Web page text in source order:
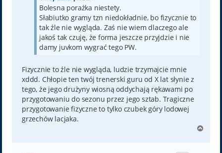
Bolesna porażka niestety.
Słabiutko gramy tzn niedokładnie, bo fizycznie to
tak źle nie wygląda. Zaś nie wiem dlaczego ale
jakoś tak czuję, że forma jeszcze przyjdzie i nie
damy juvkom wygrać tego PW.
Fizycznie to źle nie wygląda, ludzie trzymajcie mnie
xddd. Chłopie ten twój trenerski guru od X lat słynie z
tego, że jego drużyny wiosną oddychają rękawami po
przygotowaniu do sezonu przez jego sztab. Tragiczne
przygotowanie fizyczne to tylko czubek góry lodowej
grzechów lacjaka.
g